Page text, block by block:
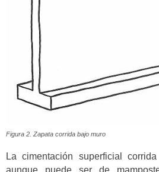
Figura 2. Zapata corrida bajo muro
La cimentación superficial
aunque puede ser de